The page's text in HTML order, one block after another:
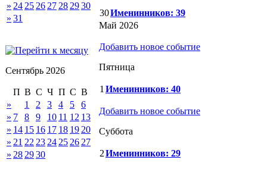
» 24 25 26 27 28 2930
» 31
Сентябрь 2026
П В С Ч П С В
»
1 2 3 4 5
6
» 7 8 9 10 11 12 13
» 14 15 16 17 18 19 20
» 21 22 23 24 25 26 27
» 28 2930
30Именинников: 39
Май 2026
Добавить новое событие
Пятница
1 Именинников: 40
Добавить новое событие
Суббота
2Именинников: 29